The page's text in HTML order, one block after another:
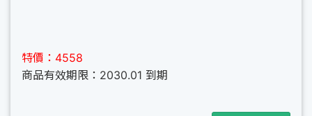
特價：4558
商品有效期限：2030.01 到期